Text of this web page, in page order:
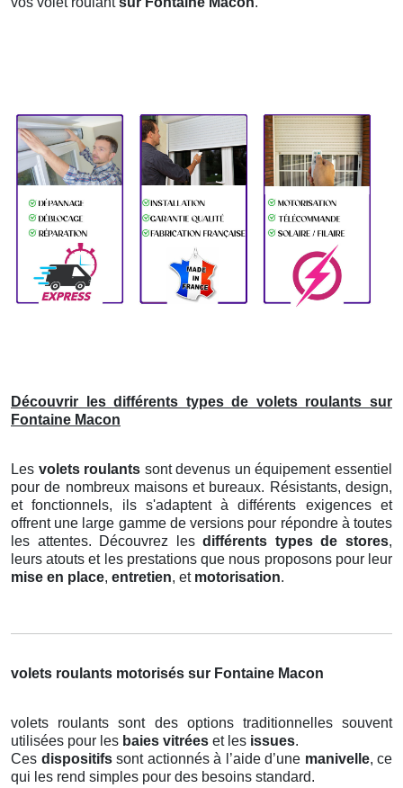
Découvrir les différents types de volets roulants sur
Fontaine Macon
Les volets roulants sont devenus un équipement essentiel
pour de nombreux maisons et bureaux. Résistants, design,
et fonctionnels, ils s'adaptent à différents exigences et
offrent une large gamme de versions pour répondre à toutes
les attentes. Découvrez lesdifférents types de stores,
leurs atouts et les prestations que nous proposons pour leur
mise en place, entretien, et motorisation.
volets roulants motorisés sur Fontaine Macon
volets roulants sont des options traditionnelles souvent
utilisées pour les baies vitrées et les issues.
Ces dispositifssont actionnés à l’aide d’une manivelle, ce
qui les rend simples pour des besoins standard.